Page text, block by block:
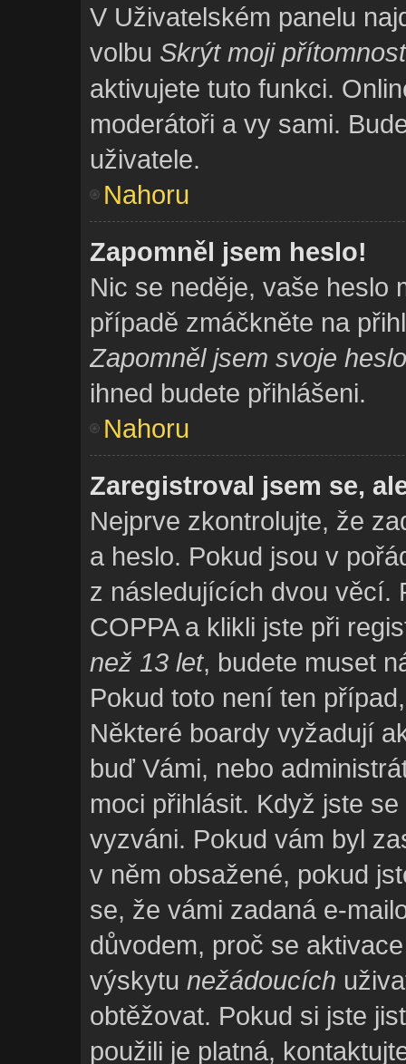
V Uživatelském panelu
volbu Skrýt moji
aktivujete tuto funkci.
moderátoři a vy sami.
uživatele.
Nahoru
Zapomněl jsem heslo!
Nic se neděje, vaše heslo
případě zmáčkněte na
Zapomněl jsem svoje heslo
ihned budete přihlášeni.
Nahoru
Zaregistroval jsem se,
Nejprve zkontrolujte, že
a heslo. Pokud jsou v
z následujících dvou věcí.
COPPA a klikli jste při
než 13 let, budete muset
Pokud toto není ten
Některé boardy vyžadují
buď Vámi, nebo
moci přihlásit. Když jste
vyzváni. Pokud vám byl
v něm obsažené, pokud
se, že vámi zadaná e-
důvodem, proč se
výskytu nežádoucích
obtěžovat. Pokud si jste
použili je platná,